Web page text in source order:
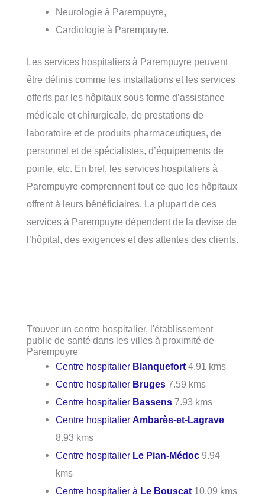
Neurologie à Parempuyre,
Cardiologie à Parempuyre.
Les services hospitaliers à Parempuyre peuvent
être définis comme les installations et les services
offerts par les hôpitaux sous forme d’assistance
médicale et chirurgicale, de prestations de
laboratoire et de produits pharmaceutiques, de
personnel et de spécialistes, d’équipements de
pointe, etc. En bref, les services hospitaliers à
Parempuyre comprennent tout ce que les hôpitaux
offrent à leurs bénéficiaires. La plupart de ces
services à Parempuyre dépendent de la devise de
l’hôpital, des exigences et des attentes des clients.
Trouver un centre hospitalier, l'établissement
public de santé dans les villes à proximité de
Parempuyre
Centre hospitalier Blanquefort 4.91 kms
Centre hospitalier Bruges 7.59 kms
Centre hospitalier Bassens 7.93 kms
Centre hospitalierAmbarès-et-Lagrave
8.93 kms
Centre hospitalier Le Pian-Médoc 9.94
kms
Centre hospitalier à Le Bouscat 10.09 kms